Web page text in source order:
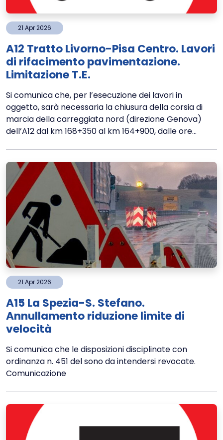
21 Apr2026
A12 Tratto Livorno-Pisa Centro. Lavori
di rifacimento pavimentazione.
Limitazione T.E.
Si comunica che, per l’esecuzione dei lavori in
oggetto, sarà necessaria la chiusura della corsia di
marcia della carreggiata nord (direzione Genova)
dell’A12 dal km 168+350 al km 164+900, dalle ore...
21 Apr2026
A15 La Spezia-S. Stefano.
Annullamento riduzione limite di
velocità
Si comunica che le disposizioni disciplinate con
ordinanza n. 451 del sono da intendersi revocate.
Comunicazione